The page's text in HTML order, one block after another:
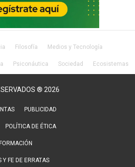
Filosofía Medios y Tecnología
Psiconáutica Sociedad Ecosistemas
® 2026
PUBLICIDAD
POLÍTICA DE ÉTICA
Y FE DE ERRATAS